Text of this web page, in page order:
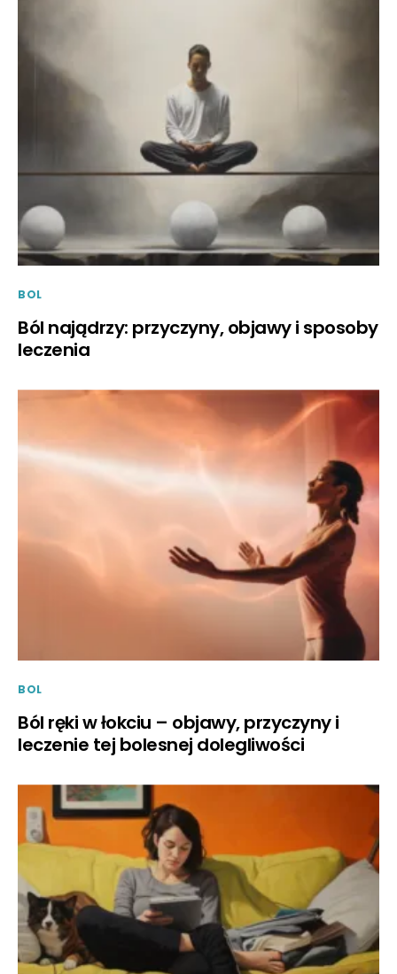
BOL
Ból najądrzy: przyczyny, objawy i sposoby
leczenia
BOL
Ból ręki w łokciu – objawy, przyczyny i
leczenie tej bolesnej dolegliwości